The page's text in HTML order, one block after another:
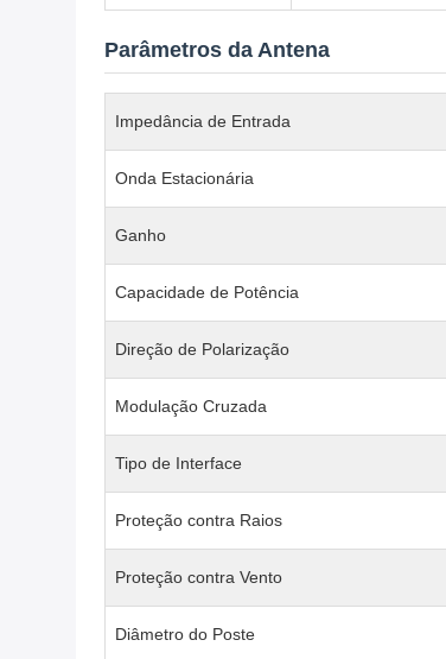
Parâmetros da Antena
Impedância de Entrada
Onda Estacionária
Ganho
Capacidade de Potência
Direção de Polarização
Modulação Cruzada
Tipo de Interface
Proteção contra Raios
Proteção contra Vento
Diâmetro do Poste